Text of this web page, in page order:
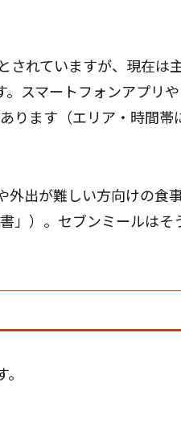
されていますが、現在は
スマートフォンアプリや
ります（エリア・時間帯
外出が難しい方向けの食
」）。セブンミールはそ